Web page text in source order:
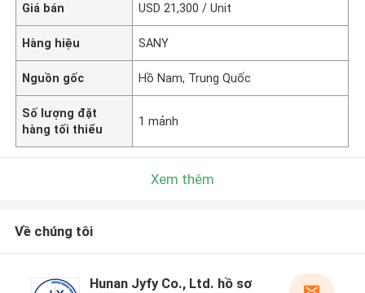
Giá bán USD 21,300 / Unit
Hàng hiệu SANY
Nguồn gốc Hồ Nam, Trung Quốc
Số lượng đặt
hàng tối thiểu
1 mảnh
Xem thêm
Về chúng tôi
Hunan Jyfy Co., Ltd. hồ sơ